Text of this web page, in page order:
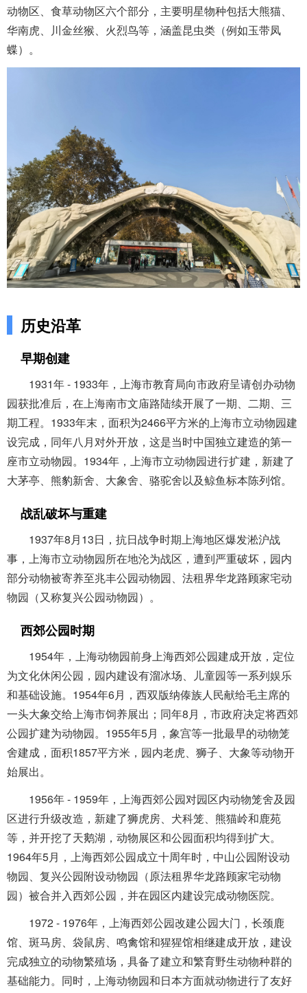
动物区、食草动物区六个部分，主要明星物种包括大熊猫、
华南虎、川金丝猴、火烈鸟等，涵盖昆虫类（例如玉带凤
蝶）。
历史沿革
早期创建
1931年 - 1933年，上海市教育局向市政府呈请创办动物
园获批准后，在上海南市文庙路陆续开展了一期、二期、三
期工程。1933年末，面积为2466平方米的上海市立动物园建
设完成，同年八月对外开放，这是当时中国独立建造的第一
座市立动物园。1934年，上海市立动物园进行扩建，新建了
大茅亭、熊豹新舍、大象舍、骆驼舍以及鲸鱼标本陈列馆。
战乱破坏与重建
1937年8月13日，抗日战争时期上海地区爆发淞沪战
事，上海市立动物园所在地沦为战区，遭到严重破坏，园内
部分动物被寄养至兆丰公园动物园、法租界华龙路顾家宅动
物园（又称复兴公园动物园）。
西郊公园时期
1954年，上海动物园前身上海西郊公园建成开放，定位
为文化休闲公园，园内建设有溜冰场、儿童园等一系列娱乐
和基础设施。1954年6月，西双版纳傣族人民献给毛主席的
一头大象交给上海市饲养展出；同年8月，市政府决定将西郊
公园扩建为动物园。1955年5月，象宫等一批最早的动物笼
舍建成，面积1857平方米，园内老虎、狮子、大象等动物开
始展出。
1956年 - 1959年，上海西郊公园对园区内动物笼舍及园
区进行升级改造，新建了狮虎房、犬科笼、熊猫岭和鹿苑
等，并开挖了天鹅湖，动物展区和公园面积均得到扩大。
1964年5月，上海西郊公园成立十周年时，中山公园附设动
物园、复兴公园附设动物园（原法租界华龙路顾家宅动物
园）被合并入西郊公园，并在园区内建设完成动物医院。
1972 - 1976年，上海西郊公园改建公园大门，长颈鹿
馆、斑马房、袋鼠房、鸣禽馆和猩猩馆相继建成开放，建设
完成独立的动物繁殖场，具备了建立和繁育野生动物种群的
基础能力。同时，上海动物园和日本方面就动物进行了友好